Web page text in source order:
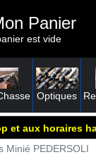
Panier
est vide
Optiques
et aux horaires
Minié PEDERSOLI